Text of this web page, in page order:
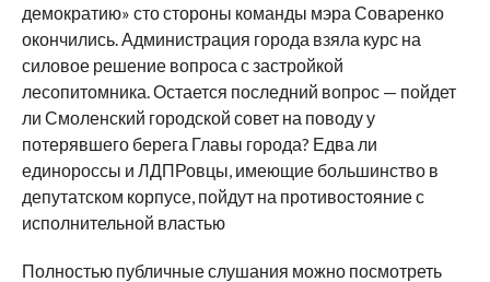
демократию» сто стороны команды мэра Соваренко
окончились. Администрация города взяла курс на
силовое решение вопроса с застройкой
лесопитомника. Остается последний вопрос — пойдет
ли Смоленский городской совет на поводу у
потерявшего берега Главы города? Едва ли
единороссы и ЛДПРовцы, имеющие большинство в
депутатском корпусе, пойдут на противостояние с
исполнительной властью
Полностью публичные слушания можно посмотреть